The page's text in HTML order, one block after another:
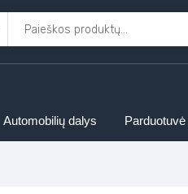
Automobilių dalys Parduotuvė